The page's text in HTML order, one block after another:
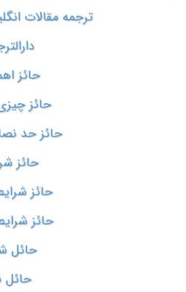
ترجمه مقالات
حائز
حائز
حائز حد
حائز
حائز
حائز
حائل
حائل